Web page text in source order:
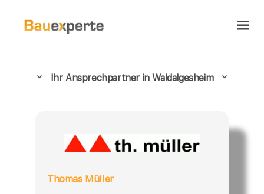
Ihr Ansprechpartner in Waldalgesheim
Thomas Müller